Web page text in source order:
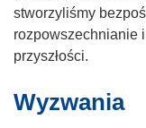
i
e
stworzyliśmy
rozpowszechnianie
przyszłości.
Wyzwania